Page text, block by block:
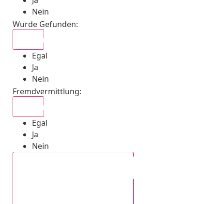
Nein
Wurde Gefunden:
Egal
Ja
Nein
Fremdvermittlung:
Egal
Ja
Nein